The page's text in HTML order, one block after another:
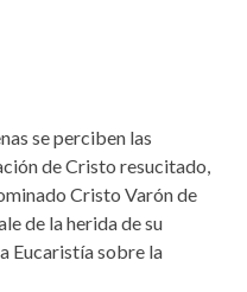
se perciben las
de Cristo resucitado,
Cristo Varón de
de la herida de su
Eucaristía sobre la